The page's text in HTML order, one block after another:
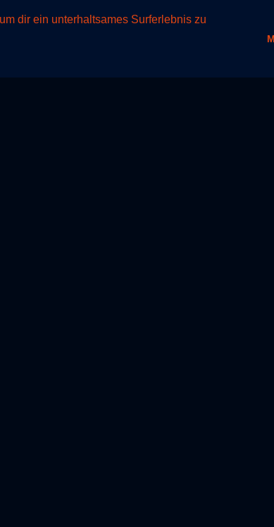
& Einstieg Events
dir ein unterhaltsames Surferlebnis zu